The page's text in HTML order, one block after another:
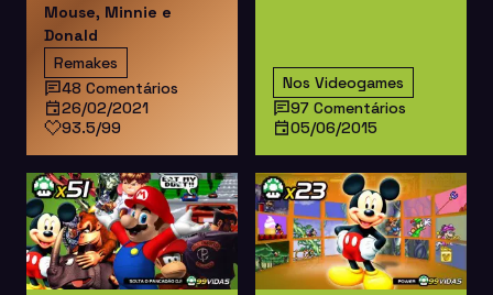
Mouse, Minnie e
Donald
Remakes
48 Comentários
26/02/2021
93.5/99
Nos Videogames
97 Comentários
05/06/2015